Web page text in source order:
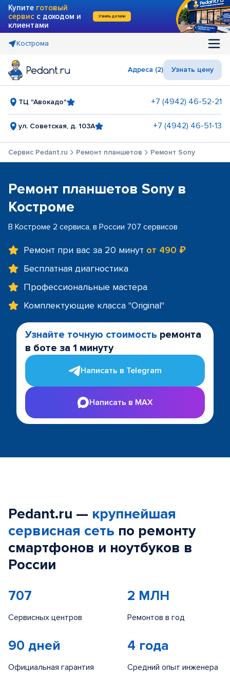
Купите готовый
сервис с доходом и
клиентами
Узнать детали
Кострома
Адреса (2) Узнать цену
ТЦ "Авокадо" +7 (4942) 46-52-21
ул. Советская, д. 103А +7 (4942) 46-51-13
Сервис Pedant.ru Ремонт планшетов Ремонт Sony
Ремонт планшетов Sony в
Костроме
В Костроме 2 сервиса, в России 707 сервисов
Ремонт при вас за 20 минут от 490 ₽
Бесплатная диагностика
Профессиональные мастера
Комплектующие класса "Original"
Узнайте точную стоимость ремонта
в боте за 1 минуту
Написать в Telegram
Написать в MAX
Pedant.ru — крупнейшая
сервисная сеть по ремонту
смартфонов и ноутбуков в
России
707
Сервисных центров
2 МЛН
Ремонтов в год
90 дней
Официальная гарантия
4 года
Средний опыт инженера